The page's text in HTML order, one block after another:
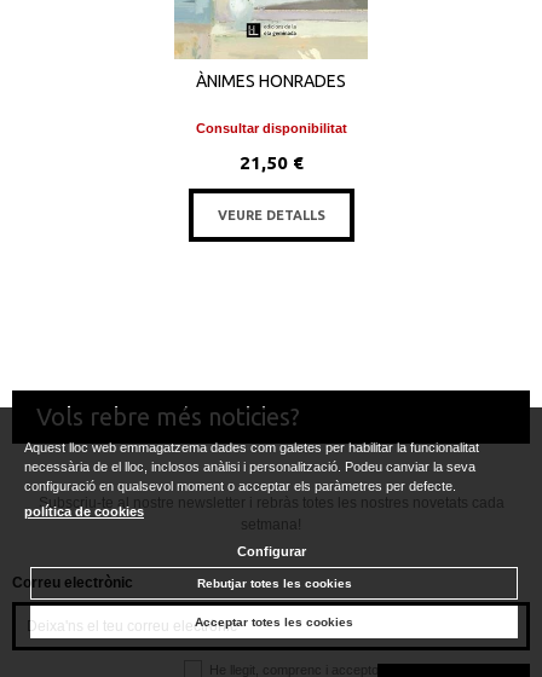
ÀNIMES HONRADES
Consultar disponibilitat
21,50 €
VEURE DETALLS
Vols rebre més noticies?
Subscriu-te al nostre newsletter i rebràs totes les nostres novetats cada
setmana!
Correu electrònic
He llegit, comprenc i accepto la
Aquest lloc web emmagatzema dades com galetes per habilitar la funcionalitat
necessària de el lloc, inclosos anàlisi i personalització. Podeu canviar la seva
configuració en qualsevol moment o acceptar els paràmetres per defecte.
política de cookies
Configurar
Rebutjar totes les cookies
Acceptar totes les cookies